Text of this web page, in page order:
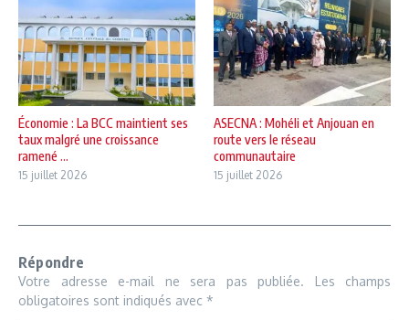
Économie : La BCC maintient ses
taux malgré une croissance
ramené ...
15 juillet 2026
ASECNA : Mohéli et Anjouan en
route vers le réseau
communautaire
15 juillet 2026
Répondre
Votre adresse e-mail ne sera pas publiée.
Les champs
obligatoires sont indiqués avec *